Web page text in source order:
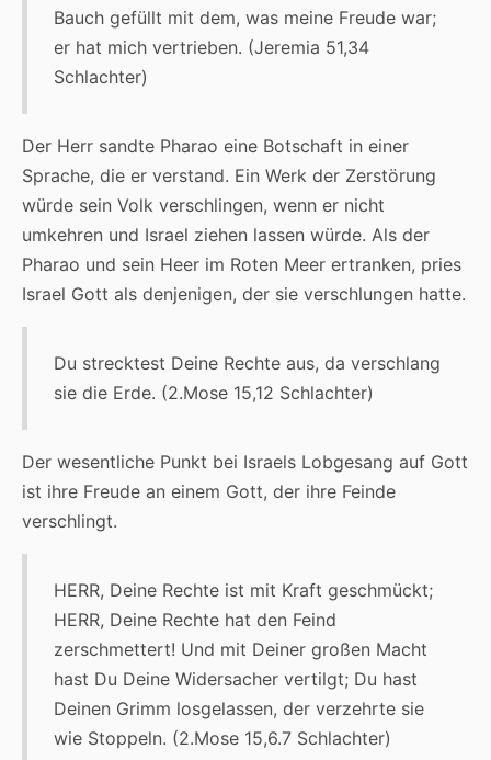
Bauch gefüllt mit dem, was meine Freude war;
er hat mich vertrieben. (Jeremia 51,34
Schlachter)
Der Herr sandte Pharao eine Botschaft in einer
Sprache, die er verstand. Ein Werk der Zerstörung
würde sein Volk verschlingen, wenn er nicht
umkehren und Israel ziehen lassen würde. Als der
Pharao und sein Heer im Roten Meer ertranken, pries
Israel Gott als denjenigen, der sie verschlungen hatte.
Du strecktest Deine Rechte aus, da verschlang
sie die Erde. (2.Mose 15,12 Schlachter)
Der wesentliche Punkt bei Israels Lobgesang auf Gott
ist ihre Freude an einem Gott, der ihre Feinde
verschlingt.
HERR, Deine Rechte ist mit Kraft geschmückt;
HERR, Deine Rechte hat den Feind
zerschmettert! Und mit Deiner großen Macht
hast Du Deine Widersacher vertilgt; Du hast
Deinen Grimm losgelassen, der verzehrte sie
wie Stoppeln. (2.Mose 15,6.7 Schlachter)